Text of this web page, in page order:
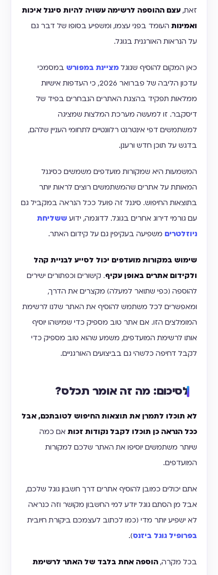
זאת, עצם ההוספה לרשימה עשויה להיות סיגנל איכות
ואמינות העומד בפני עצמו, ומשפיע בסופו של דבר גם
על הנראות האורגנית בגוגל.
כאן המקום להוסיף שגוגל מציינת במפורש במסמכי
עדכון הליבה של פברואר 2026, כי העדפות אישיות
ממלאות תפקיד בהצגת האתרים הנבחרים בפיד של
דיסקבר. זו למעשה מערכת המלצות שמציגה
למשתמשים דפי אינטרנט רלוונטיים לתחומי העניין שלהם,
בדגש על תוכן חדש ורענן.
המשמעות היא שמקורות מועדפים משמשים כסיגנל
המאותת על אתרים שהמשתמשים רוצים לראות יותר
בתוצאות החיפוש. סיגנל זה פועל ככל הנראה במקביל גם
עם גורמי דירוג אחרים בגוגל. לדוגמה, ידוע ששליחת
ניוזלטרים משפיעה בעקיפין גם על קידום האתר.
שימוש במקורות מועדפים יכול לסייע לבניית קהל
ולקידום אתרים באופן עקיף. קישורים וכפתורים ישירים
להוספה (כפי שתואר למעלה) מקצרים את הדרך,
ומאפשרים לכל משתמש להוסיף את האתר שלנו לרשימת
המומלצים הזו. אם אתר טוב מספיק כדי שמישהו יוסיף
אותו לרשימת המועדפים, משמע שהוא טוב מספיק כדי
לקבל דחיפה כלשהי גם בביצועים האורגניים.
לסיכום: מה זה אומר תכלס?
לא תוכלו לתמרן את תוצאות החיפוש לטובתכם, אבל
ככל הנראה כן תוכלו לקבל נקודות זכות אם כמה
שיותר משתמשים יוסיפו את האתר שלכם למקורות
המועדפים.
אתם יכולים כמובן להוסיף אתרים דרך חשבון גוגל שלכם,
אבל מן הסתם גוגל יודע למי החשבון מקושר וזה כנראה
לא ישפיע יותר מדי (כמו לכתוב לעצמכם ביקורת חיובית
בפרופיל גוגל ביזנס).
בכל מקרה, הוספה אחת בלבד של האתר לרשימת